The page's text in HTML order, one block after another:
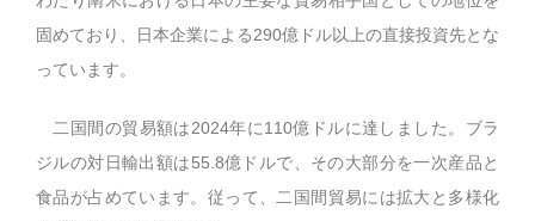
固めており、日本企業による290億ドル以上の直接投資先とな
っています。
二国間の貿易額は2024年に110億ドルに達しました。ブラ
ジルの対日輸出額は55.8億ドルで、その大部分を一次産品と
食品が占めています。従って、二国間貿易には拡大と多様化